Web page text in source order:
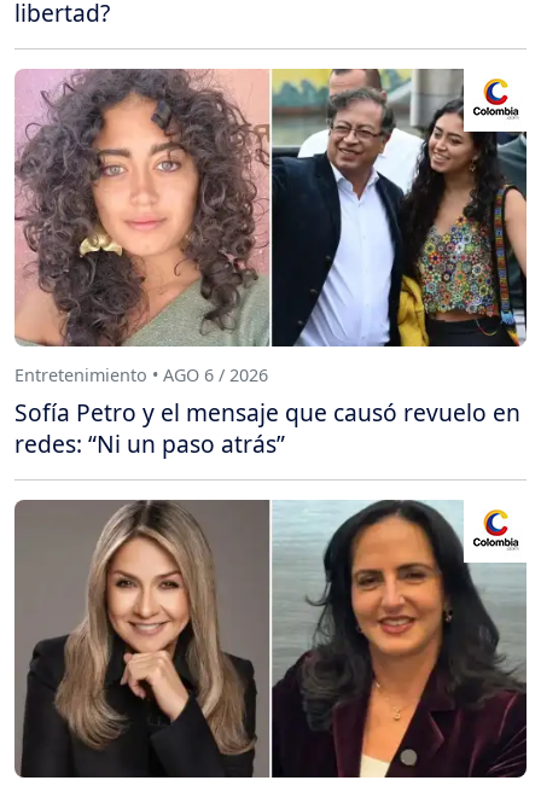
libertad?
Entretenimiento • AGO 6 / 2026
Sofía Petro y el mensaje que causó revuelo en
redes: “Ni un paso atrás”